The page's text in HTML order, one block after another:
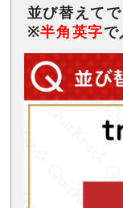
並び替えて
※半角英字で